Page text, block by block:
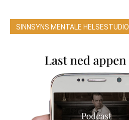
SINNSYNS MENTALE HELSESTUDIO